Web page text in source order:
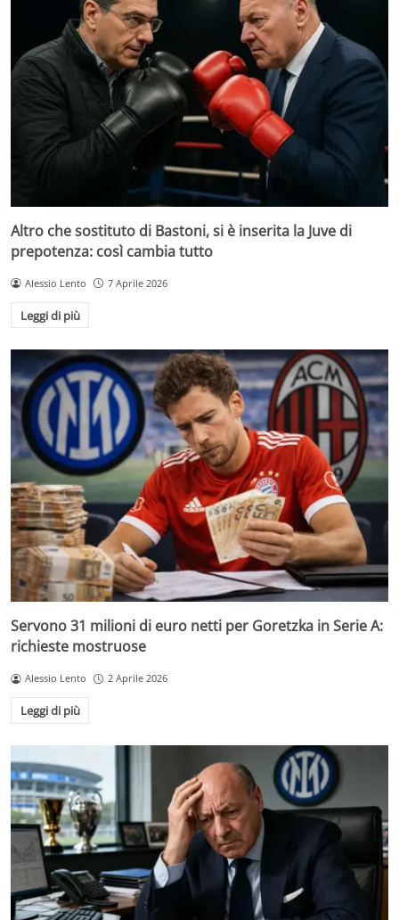
Altro che sostituto di Bastoni, si è inserita la Juve di
prepotenza: così cambia tutto
Alessio Lento 7 Aprile 2026
Leggi di più
Servono 31 milioni di euro netti per Goretzka in Serie A:
richieste mostruose
Alessio Lento 2 Aprile 2026
Leggi di più